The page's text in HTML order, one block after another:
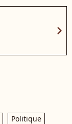
chevron_right
Politique